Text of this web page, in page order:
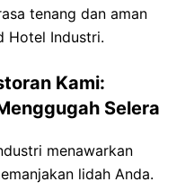
tenang dan aman
Hotel Industri.
Kami:
Selera
menawarkan
lidah Anda.